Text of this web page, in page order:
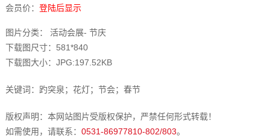
会员价： 登陆后显示
图片分类： 活动会展- 节庆
下载图尺寸：581*840
下载图大小：JPG:197.52KB
关键词：趵突泉；花灯；节会；春节
版权声明：本网站图片受版权保护，严禁任何形式转载！
如需使用，请联系： 0531-86977810-802/803。